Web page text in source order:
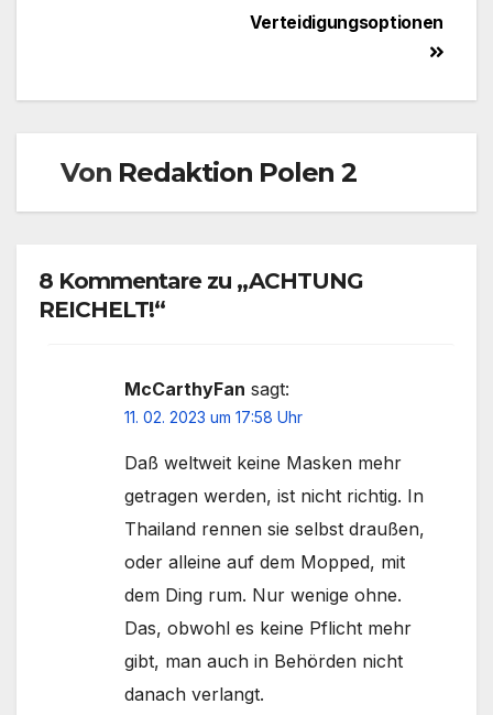
Verteidigungsoptionen
Von Redaktion Polen 2
8 Kommentare zu „ACHTUNG
REICHELT!“
McCarthyFan sagt:
11. 02. 2023 um 17:58 Uhr
Daß weltweit keine Masken mehr
getragen werden, ist nicht richtig. In
Thailand rennen sie selbst draußen,
oder alleine auf dem Mopped, mit
dem Ding rum. Nur wenige ohne.
Das, obwohl es keine Pflicht mehr
gibt, man auch in Behörden nicht
danach verlangt.